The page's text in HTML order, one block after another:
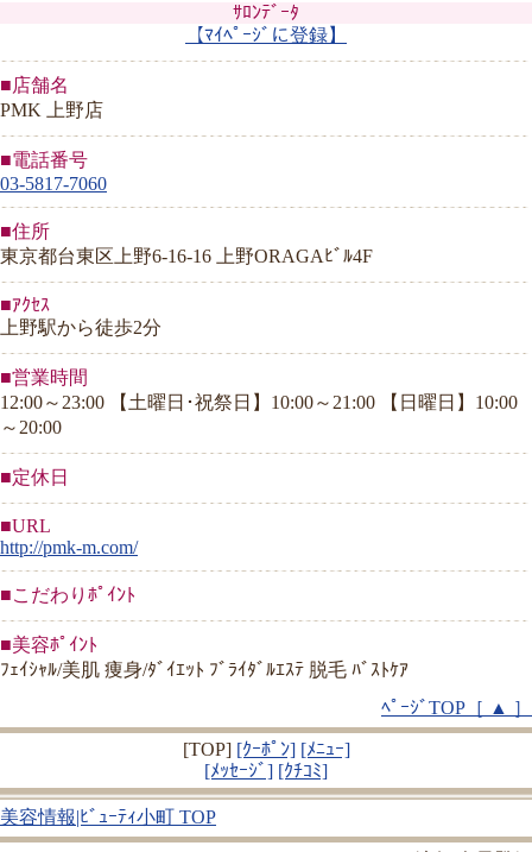
ｻﾛﾝﾃﾞｰﾀ
【ﾏｲﾍﾟｰｼﾞに登録】
■店舗名
PMK 上野店
■電話番号
03-5817-7060
■住所
東京都台東区上野6-16-16 上野ORAGAﾋﾞﾙ4F
■ｱｸｾｽ
上野駅から徒歩2分
■営業時間
12:00～23:00 【土曜日･祝祭日】10:00～21:00 【日曜日】10:00
～20:00
■定休日
■URL
http://pmk-m.com/
■こだわりﾎﾟｲﾝﾄ
■美容ﾎﾟｲﾝﾄ
ﾌｪｲｼｬﾙ/美肌 痩身/ﾀﾞｲｴｯﾄ ﾌﾞﾗｲﾀﾞﾙｴｽﾃ 脱毛 ﾊﾞｽﾄｹｱ
ﾍﾟｰｼﾞTOP［ ▲ ］
[TOP] [ｸｰﾎﾟﾝ] [ﾒﾆｭｰ]
[ﾒｯｾｰｼﾞ] [ｸﾁｺﾐ]
美容情報|ﾋﾞｭｰﾃｨ小町 TOP